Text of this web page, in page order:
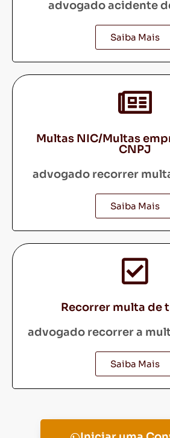
advogado acidente
Saiba Mais
Multas NIC/Multas
CNPJ
advogado recorrer
Saiba Mais
Recorrer multa de
advogado recorrer a
Saiba Mais